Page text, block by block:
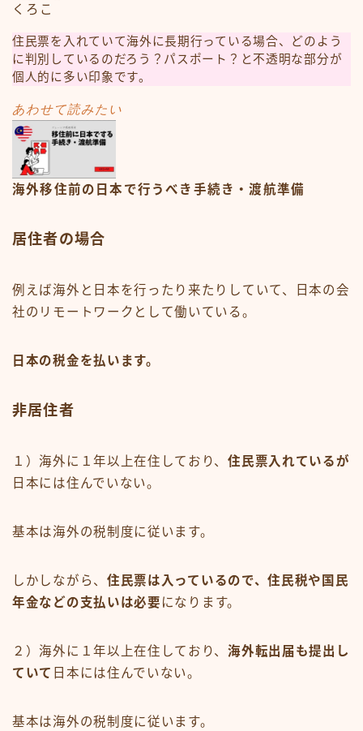
くろこ
住民票を入れていて海外に長期行っている場合、どのよう
に判別しているのだろう？パスポート？と不透明な部分が
個人的に多い印象です。
あわせて読みたい
海外移住前の日本で行うべき手続き・渡航準備
居住者の場合
例えば海外と日本を行ったり来たりしていて、日本の会
社のリモートワークとして働いている。
日本の税金を払います。
非居住者
１）海外に１年以上在住しており、住民票入れているが
日本には住んでいない。
基本は海外の税制度に従います。
しかしながら、 住民票は入っているので、住民税や国民
年金などの支払いは必要 になります。
２）海外に１年以上在住しており、海外転出届も提出し
ていて 日本には住んでいない。
基本は海外の税制度に従います。